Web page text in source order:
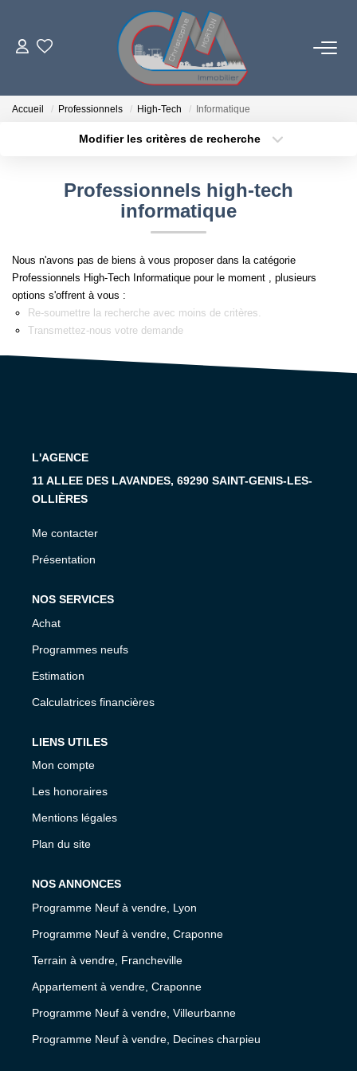
06 73 84 29 22
PROGRAMMES NEUFS
Accueil Professionnels High-Tech Informatique
Modifier les critères de recherche
Budget max
Professionnels high-tech
informatique
Nous n'avons pas de biens à vous proposer dans la catégorie
Professionnels High-Tech Informatique pour le moment , plusieurs
options s'offrent à vous :
Re-soumettre la recherche avec moins de critères.
Transmettez-nous votre demande
L'AGENCE
11 ALLEE DES LAVANDES, 69290 SAINT-GENIS-LES-
OLLIÈRES
Me contacter
Présentation
NOS SERVICES
Achat
Programmes neufs
Estimation
Calculatrices financières
LIENS UTILES
Mon compte
Les honoraires
Mentions légales
Plan du site
NOS ANNONCES
Programme Neuf à vendre, Lyon
Programme Neuf à vendre, Craponne
Terrain à vendre, Francheville
Appartement à vendre, Craponne
Programme Neuf à vendre, Villeurbanne
Programme Neuf à vendre, Decines charpieu